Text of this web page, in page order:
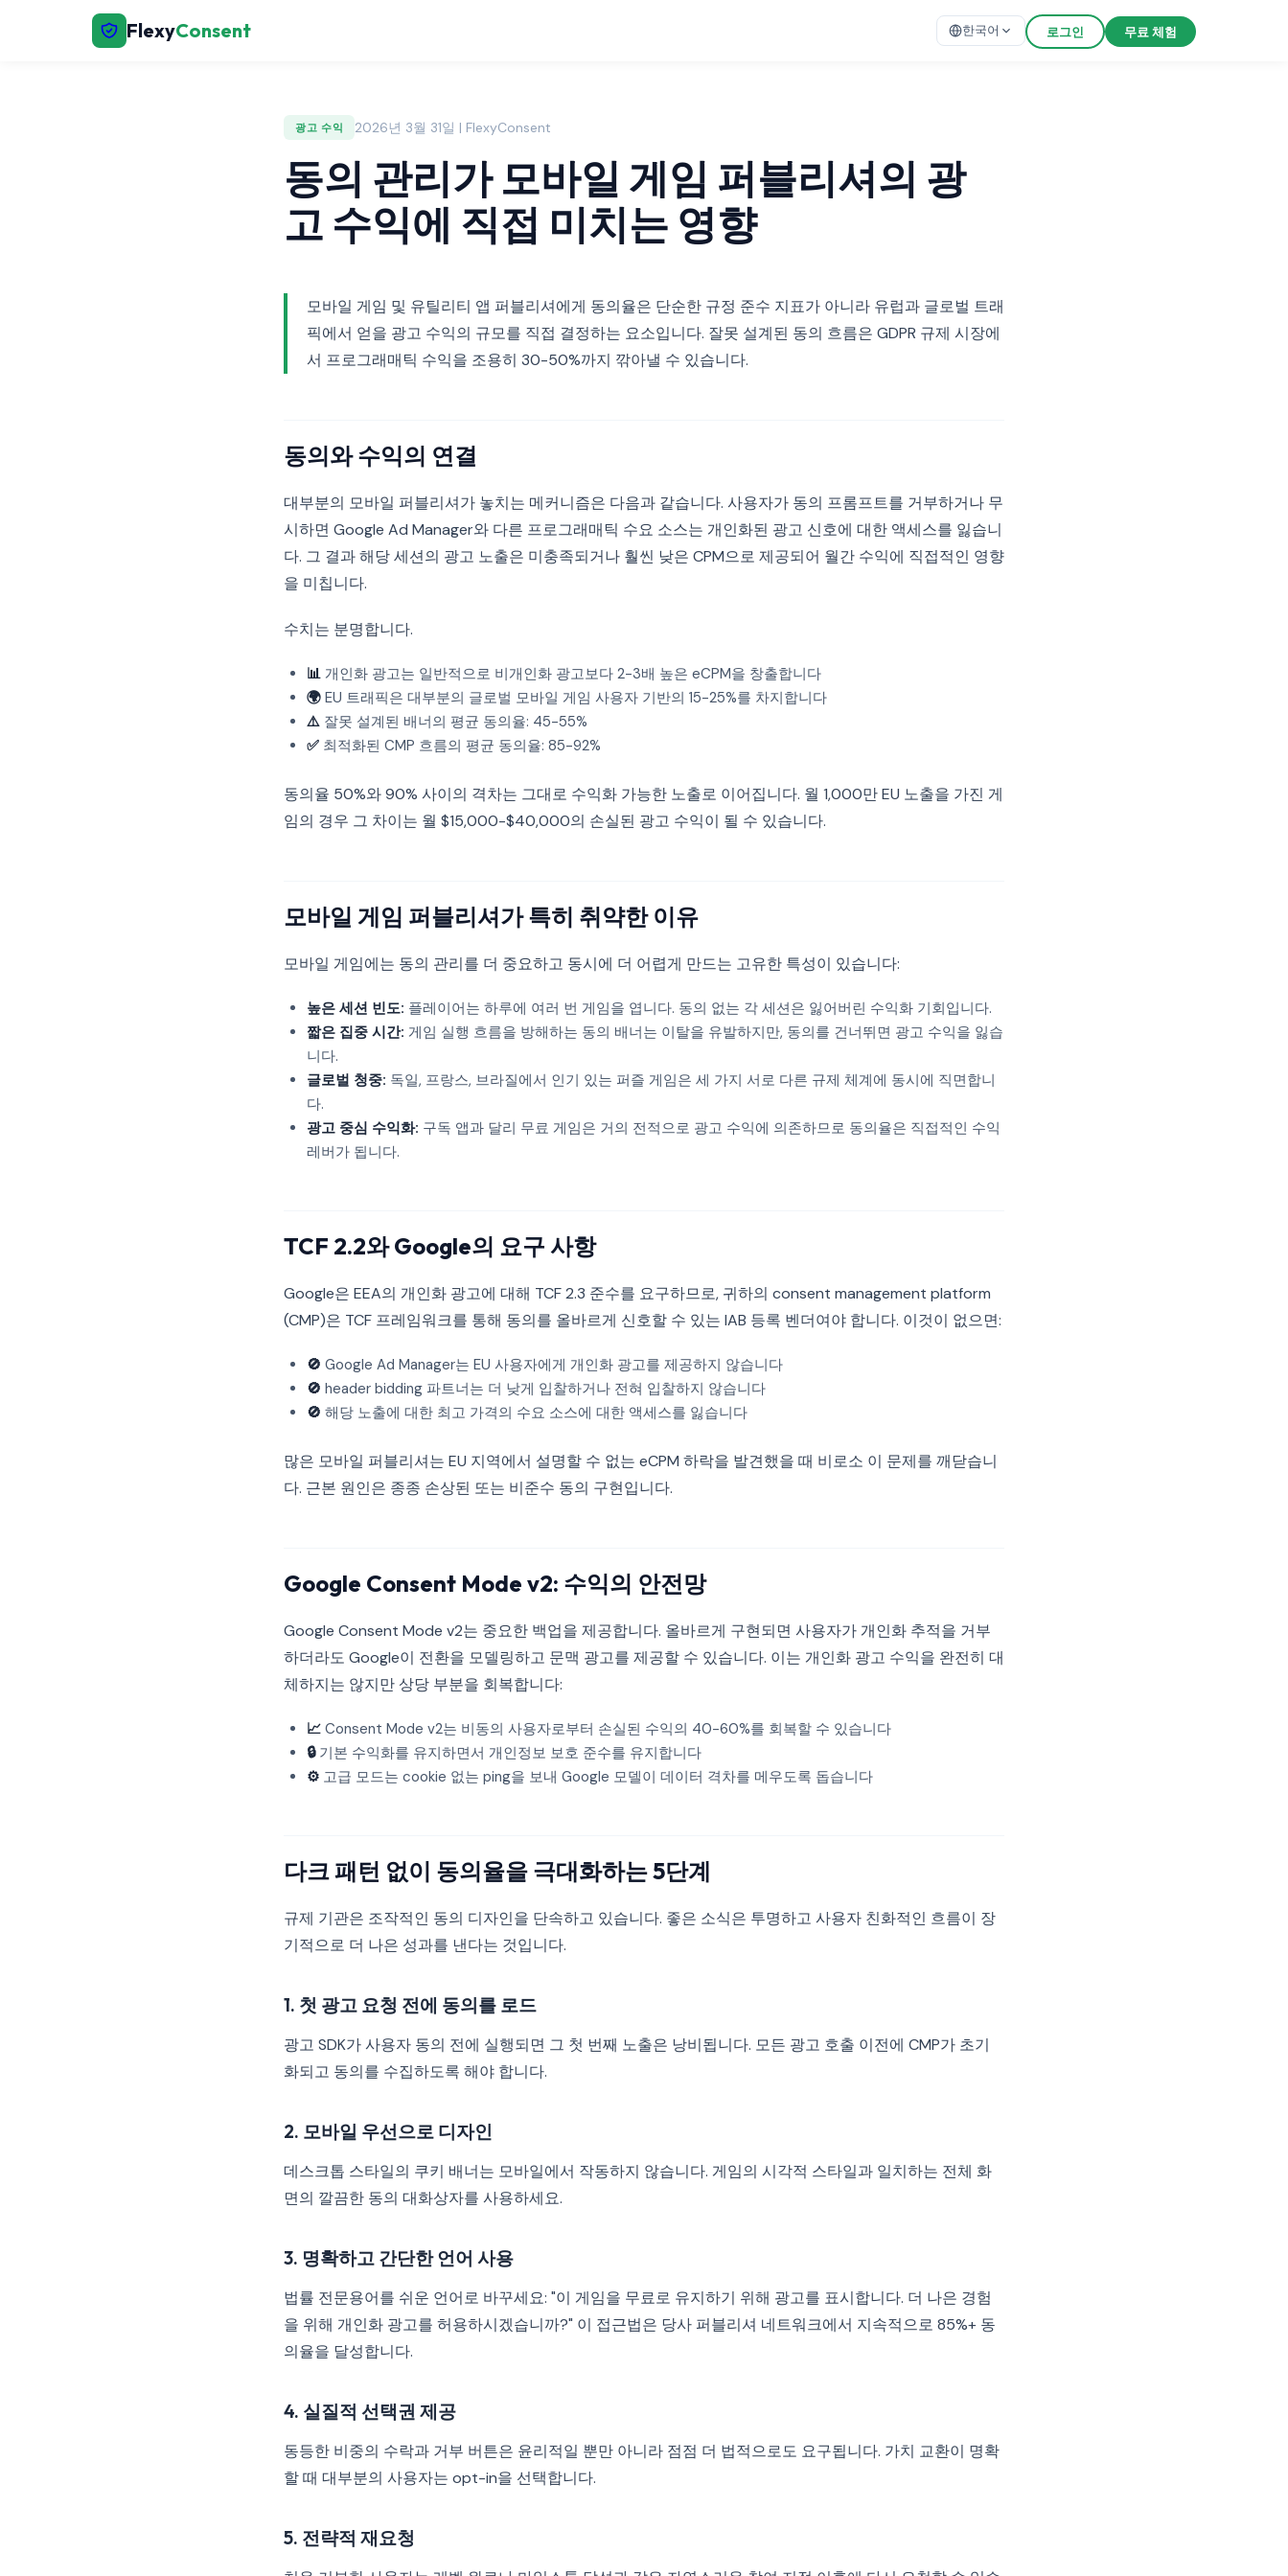
FlexyConsent 한국어 로그인 무료 체험
광고 수익 2026년 3월 31일 | FlexyConsent
동의 관리가 모바일 게임 퍼블리셔의 광
고 수익에 직접 미치는 영향
모바일 게임 및 유틸리티 앱 퍼블리셔에게 동의율은 단순한 규정 준수 지표가 아니라 유럽과 글로벌 트래
픽에서 얻을 광고 수익의 규모를 직접 결정하는 요소입니다. 잘못 설계된 동의 흐름은 GDPR 규제 시장에
서 프로그래매틱 수익을 조용히 30-50%까지 깎아낼 수 있습니다.
동의와 수익의 연결
대부분의 모바일 퍼블리셔가 놓치는 메커니즘은 다음과 같습니다. 사용자가 동의 프롬프트를 거부하거나 무
시하면 Google Ad Manager와 다른 프로그래매틱 수요 소스는 개인화된 광고 신호에 대한 액세스를 잃습니
다. 그 결과 해당 세션의 광고 노출은 미충족되거나 훨씬 낮은 CPM으로 제공되어 월간 수익에 직접적인 영향
을 미칩니다.
수치는 분명합니다.
📊 개인화 광고는 일반적으로 비개인화 광고보다 2-3배 높은 eCPM을 창출합니다
🌍 EU 트래픽은 대부분의 글로벌 모바일 게임 사용자 기반의 15-25%를 차지합니다
⚠️ 잘못 설계된 배너의 평균 동의율: 45-55%
✅ 최적화된 CMP 흐름의 평균 동의율: 85-92%
동의율 50%와 90% 사이의 격차는 그대로 수익화 가능한 노출로 이어집니다. 월 1,000만 EU 노출을 가진 게
임의 경우 그 차이는 월 $15,000-$40,000의 손실된 광고 수익이 될 수 있습니다.
모바일 게임 퍼블리셔가 특히 취약한 이유
모바일 게임에는 동의 관리를 더 중요하고 동시에 더 어렵게 만드는 고유한 특성이 있습니다:
높은 세션 빈도: 플레이어는 하루에 여러 번 게임을 엽니다. 동의 없는 각 세션은 잃어버린 수익화 기회입니다.
짧은 집중 시간: 게임 실행 흐름을 방해하는 동의 배너는 이탈을 유발하지만, 동의를 건너뛰면 광고 수익을 잃습
니다.
글로벌 청중: 독일, 프랑스, 브라질에서 인기 있는 퍼즐 게임은 세 가지 서로 다른 규제 체계에 동시에 직면합니
다.
광고 중심 수익화: 구독 앱과 달리 무료 게임은 거의 전적으로 광고 수익에 의존하므로 동의율은 직접적인 수익
레버가 됩니다.
TCF 2.2와 Google의 요구 사항
Google은 EEA의 개인화 광고에 대해 TCF 2.3 준수를 요구하므로, 귀하의 consent management platform
(CMP)은 TCF 프레임워크를 통해 동의를 올바르게 신호할 수 있는 IAB 등록 벤더여야 합니다. 이것이 없으면:
🚫 Google Ad Manager는 EU 사용자에게 개인화 광고를 제공하지 않습니다
🚫 header bidding 파트너는 더 낮게 입찰하거나 전혀 입찰하지 않습니다
🚫 해당 노출에 대한 최고 가격의 수요 소스에 대한 액세스를 잃습니다
많은 모바일 퍼블리셔는 EU 지역에서 설명할 수 없는 eCPM 하락을 발견했을 때 비로소 이 문제를 깨닫습니
다. 근본 원인은 종종 손상된 또는 비준수 동의 구현입니다.
Google Consent Mode v2: 수익의 안전망
Google Consent Mode v2는 중요한 백업을 제공합니다. 올바르게 구현되면 사용자가 개인화 추적을 거부
하더라도 Google이 전환을 모델링하고 문맥 광고를 제공할 수 있습니다. 이는 개인화 광고 수익을 완전히 대
체하지는 않지만 상당 부분을 회복합니다:
📈 Consent Mode v2는 비동의 사용자로부터 손실된 수익의 40-60%를 회복할 수 있습니다
🔒기본 수익화를 유지하면서 개인정보 보호 준수를 유지합니다
⚙️ 고급 모드는 cookie 없는 ping을 보내 Google 모델이 데이터 격차를 메우도록 돕습니다
다크 패턴 없이 동의율을 극대화하는 5단계
규제 기관은 조작적인 동의 디자인을 단속하고 있습니다. 좋은 소식은 투명하고 사용자 친화적인 흐름이 장
기적으로 더 나은 성과를 낸다는 것입니다.
1. 첫 광고 요청 전에 동의를 로드
광고 SDK가 사용자 동의 전에 실행되면 그 첫 번째 노출은 낭비됩니다. 모든 광고 호출 이전에 CMP가 초기
화되고 동의를 수집하도록 해야 합니다.
2. 모바일 우선으로 디자인
데스크톱 스타일의 쿠키 배너는 모바일에서 작동하지 않습니다. 게임의 시각적 스타일과 일치하는 전체 화
면의 깔끔한 동의 대화상자를 사용하세요.
3. 명확하고 간단한 언어 사용
법률 전문용어를 쉬운 언어로 바꾸세요: "이 게임을 무료로 유지하기 위해 광고를 표시합니다. 더 나은 경험
을 위해 개인화 광고를 허용하시겠습니까?" 이 접근법은 당사 퍼블리셔 네트워크에서 지속적으로 85%+ 동
의율을 달성합니다.
4. 실질적 선택권 제공
동등한 비중의 수락과 거부 버튼은 윤리적일 뿐만 아니라 점점 더 법적으로도 요구됩니다. 가치 교환이 명확
할 때 대부분의 사용자는 opt-in을 선택합니다.
5. 전략적 재요청